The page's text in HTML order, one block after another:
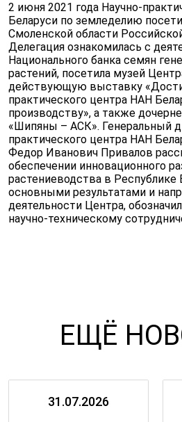
2 июня 2021 года Научно-
Беларуси по земледелию
Смоленской области
Делегация ознакомилась с
Национального банка семян
растений, посетила музей
действующую выставку
практического центра НАН
производству», а также
«Шипяны – АСК». Генеральный
практического центра НАН
Федор Иванович Привалов
обеспечении инновационного
растениеводства в Республике
основными результатами и
деятельности Центра,
научно-техническому
ЕЩЁ
31.07.2026